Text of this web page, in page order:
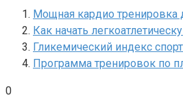
Мощная кардио
Как начать
Гликемический индекс
Программа тренировок по
0